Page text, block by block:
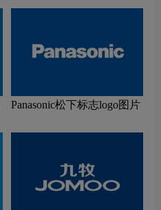
Panasonic松下标志logo图片